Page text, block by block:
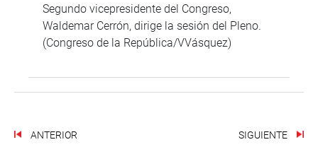
Segundo vicepresidente del Congreso,
Waldemar Cerrón, dirige la sesión del Pleno.
(Congreso de la República/VVásquez)
ANTERIOR SIGUIENTE